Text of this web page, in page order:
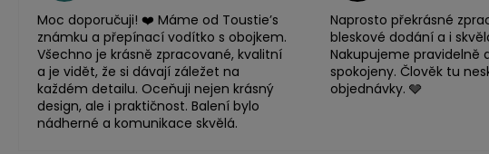
Moc doporučuji! ❤️ Máme od Toustie’s
známku a přepínací vodítko s obojkem.
Všechno je krásně zpracované, kvalitní
a je vidět, že si dávají záležet na
každém detailu. Oceňuji nejen krásný
design, ale i praktičnost. Balení bylo
nádherné a komunikace skvělá.
Naprosto překrásné
bleskové dodání a i
Nakupujeme pravidelně
spokojeny. Člověk tu
objednávky. 🩶